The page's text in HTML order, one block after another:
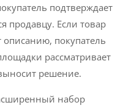
подтверждает
продавцу. Если товар
описанию, покупатель
рассматривает
решение.
набор